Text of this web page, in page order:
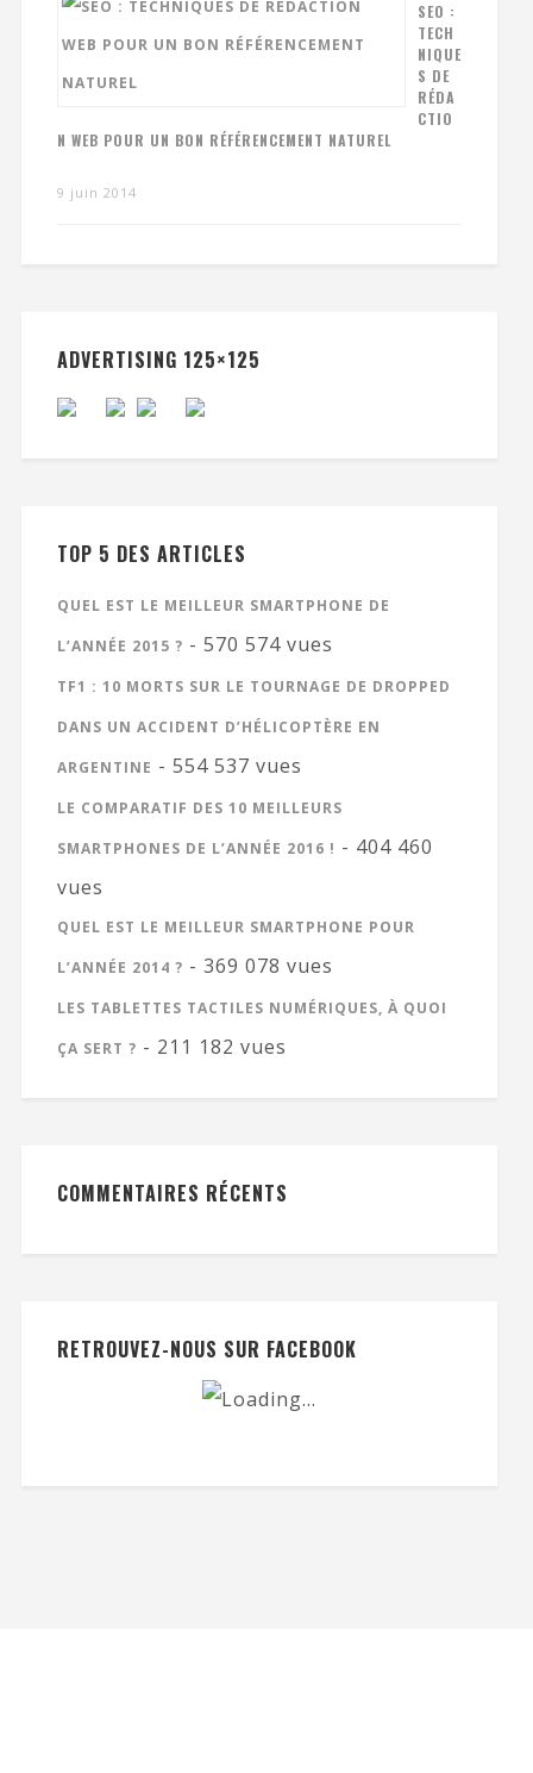
SEO :
TECH
NIQUE
S DE
RÉDA
CTIO
N WEB POUR UN BON RÉFÉRENCEMENT NATUREL
9 juin 2014
ADVERTISING 125×125
TOP 5 DES ARTICLES
QUEL EST LE MEILLEUR SMARTPHONE DE
L’ANNÉE 2015 ? - 570 574 vues
TF1 : 10 MORTS SUR LE TOURNAGE DE DROPPED
DANS UN ACCIDENT D’HÉLICOPTÈRE EN
ARGENTINE - 554 537 vues
LE COMPARATIF DES 10 MEILLEURS
SMARTPHONES DE L’ANNÉE 2016 ! - 404 460
vues
QUEL EST LE MEILLEUR SMARTPHONE POUR
L’ANNÉE 2014 ? - 369 078 vues
LES TABLETTES TACTILES NUMÉRIQUES, À QUOI
ÇA SERT ? - 211 182 vues
COMMENTAIRES RÉCENTS
RETROUVEZ-NOUS SUR FACEBOOK